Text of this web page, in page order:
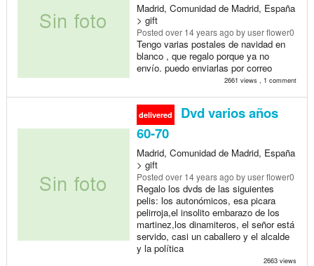
Madrid, Comunidad de Madrid, España
> gift
Posted over 14 years ago by user flower0
Tengo varias postales de navidad en
blanco , que regalo porque ya no
envío. puedo enviarlas por correo
2661 views , 1 comment
delivered
Dvd varios años
60-70
Madrid, Comunidad de Madrid, España
> gift
Posted over 14 years ago by user flower0
Regalo los dvds de las siguientes
pelis: los autonómicos, esa picara
pelirroja,el insolito embarazo de los
martinez,los dinamiteros, el señor está
servido, casi un caballero y el alcalde
y la política
2663 views